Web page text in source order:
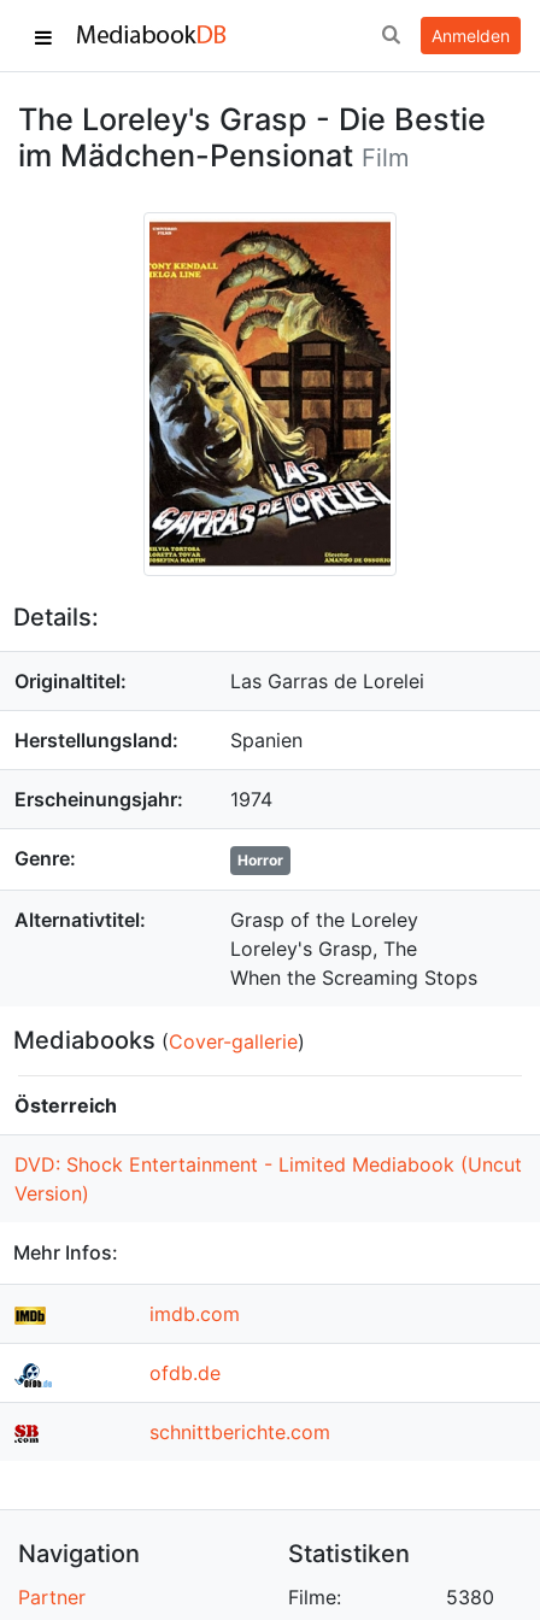
Anmelden
The Loreley's Grasp - Die Bestie
im Mädchen-Pensionat Film
Details:
Originaltitel: Las Garras de Lorelei
Herstellungsland: Spanien
Erscheinungsjahr: 1974
Genre: Horror
Alternativtitel:
Grasp of the Loreley
Loreley's Grasp, The
When the Screaming Stops
Mediabooks (Cover-gallerie)
Österreich
DVD: Shock Entertainment - Limited Mediabook (Uncut
Version)
Mehr Infos:
imdb.com
ofdb.de
schnittberichte.com
Navigation
Partner
Statistiken
Filme: 5380